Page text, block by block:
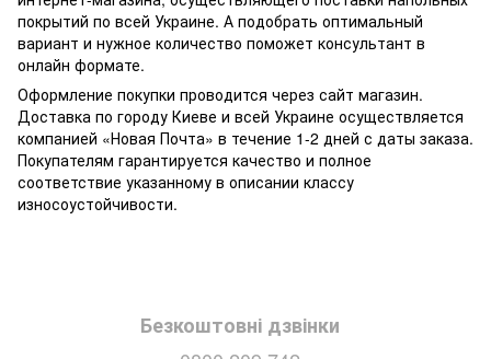
покрытий по всей Украине. А подобрать оптимальный
вариант и нужное количество поможет консультант в
онлайн формате.
Оформление покупки проводится через сайт магазин.
Доставка по городу Киеве и всей Украине осуществляется
компанией «Новая Почта» в течение 1-2 дней с даты заказа.
Покупателям гарантируется качество и полное
соответствие указанному в описании классу
износоустойчивости.
Безкоштовні дзвінки